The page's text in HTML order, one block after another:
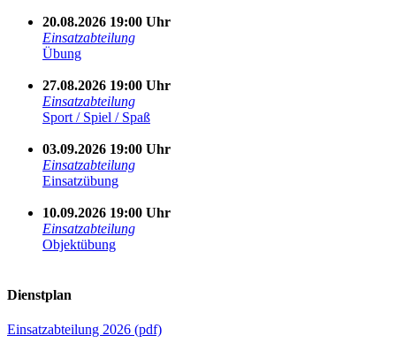
20.08.2026 19:00 Uhr
Einsatzabteilung
Übung
27.08.2026 19:00 Uhr
Einsatzabteilung
Sport / Spiel / Spaß
03.09.2026 19:00 Uhr
Einsatzabteilung
Einsatzübung
10.09.2026 19:00 Uhr
Einsatzabteilung
Objektübung
Dienstplan
Einsatzabteilung 2026 (pdf)